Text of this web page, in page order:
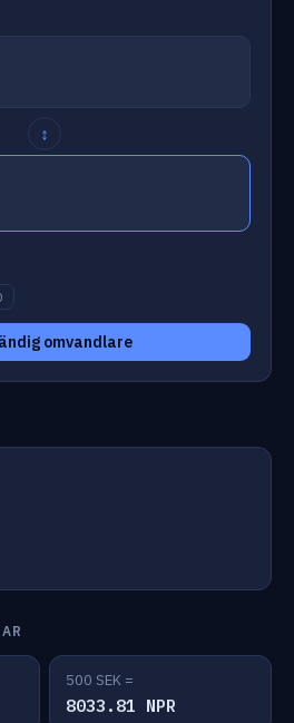
↕
omvandlare
500 SEK =
8033.81 NPR